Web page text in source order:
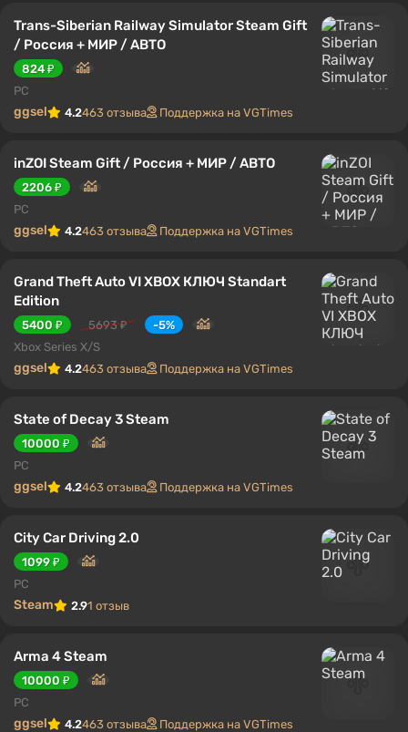
Trans-Siberian Railway Simulator Steam Gift
/ Россия + МИР / АВТО
824 ₽
PC
ggsel 4.2463 отзыва Поддержка на VGTimes
inZOI Steam Gift / Россия + МИР / АВТО
2206 ₽
PC
ggsel 4.2463 отзыва Поддержка на VGTimes
Grand Theft Auto VI XBOX КЛЮЧ Standart
Edition
5400 ₽ 5693 ₽
-5%
Xbox Series X/S
ggsel 4.2463 отзыва Поддержка на VGTimes
State of Decay 3 Steam
10000 ₽
PC
ggsel 4.2463 отзыва Поддержка на VGTimes
City Car Driving 2.0
1099 ₽
PC
Steam 2.91 отзыв
Arma 4 Steam
10000 ₽
PC
ggsel 4.2463 отзыва Поддержка на VGTimes